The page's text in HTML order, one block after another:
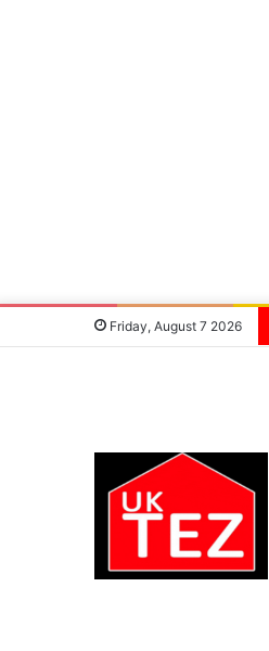
Friday, August 7 2026